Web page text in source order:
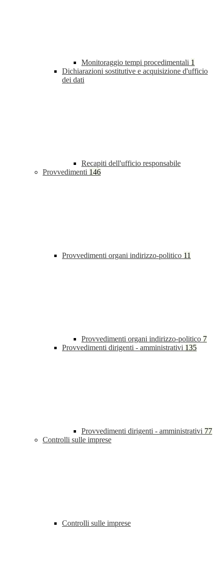
Monitoraggio tempi procedimentali 1
Dichiarazioni sostitutive e acquisizione d'ufficio
dei dati
Recapiti dell'ufficio responsabile
Provvedimenti 146
Provvedimenti organi indirizzo-politico 11
Provvedimenti organi indirizzo-politico 7
Provvedimenti dirigenti - amministrativi 135
Provvedimenti dirigenti - amministrativi 77
Controlli sulle imprese
Controlli sulle imprese